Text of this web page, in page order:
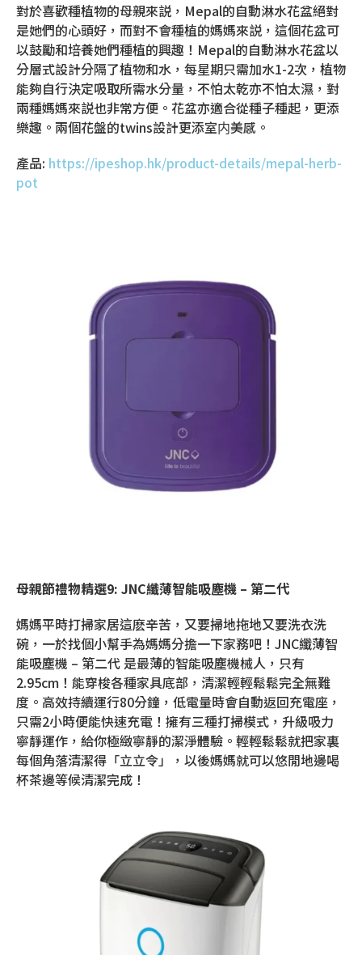
對於喜歡種植物的母親來説，Mepal的自動淋水花盆絕對
是她們的心頭好，而對不會種植的媽媽來説，這個花盆可
以鼓勵和培養她們種植的興趣！Mepal的自動淋水花盆以
分層式設計分隔了植物和水，每星期只需加水1-2次，植物
能夠自行決定吸取所需水分量，不怕太乾亦不怕太濕，對
兩種媽媽來説也非常方便。花盆亦適合從種子種起，更添
樂趣。兩個花盤的twins設計更添室内美感。
產品: https://ipeshop.hk/product-details/mepal-herb-
pot
母親節禮物精選9: JNC纖薄智能吸塵機 – 第二代
媽媽平時打掃家居這麽辛苦，又要掃地拖地又要洗衣洗
碗，一於找個小幫手為媽媽分擔一下家務吧！JNC纖薄智
能吸塵機 – 第二代 是最薄的智能吸塵機械人，只有
2.95cm！能穿梭各種家具底部，清潔輕輕鬆鬆完全無難
度。高效持續運行80分鐘，低電量時會自動返回充電座，
只需2小時便能快速充電！擁有三種打掃模式，升級吸力
寧靜運作，給你極緻寧靜的潔淨體驗。輕輕鬆鬆就把家裏
每個角落清潔得「立立令」，以後媽媽就可以悠閒地邊喝
杯茶邊等候清潔完成！